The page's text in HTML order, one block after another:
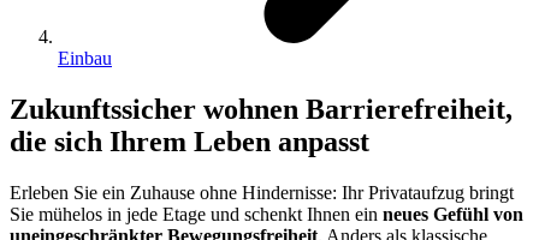
Einbau
Zukunftssicher wohnen Barrierefreiheit,
die sich Ihrem Leben anpasst
Erleben Sie ein Zuhause ohne Hindernisse: Ihr Privataufzug bringt
Sie mühelos in jede Etage und schenkt Ihnen ein neues Gefühl von